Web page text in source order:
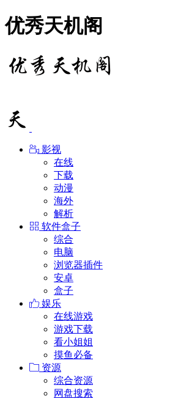
优秀天机阁
影视
在线
下载
动漫
海外
解析
软件盒子
综合
电脑
浏览器插件
安卓
盒子
娱乐
在线游戏
游戏下载
看小姐姐
摸鱼必备
资源
综合资源
网盘搜索